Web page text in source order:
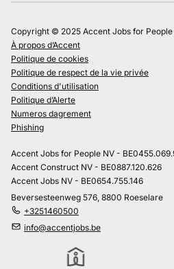
Copyright © 2025 Accent Jobs for People
À propos d’Accent
Politique de cookies
Politique de respect de la vie privée
Conditions d'utilisation
Politique d’Alerte
Numeros dagrement
Phishing
Accent Jobs for People NV -
Accent Construct NV - BE0887.120.626
Accent Jobs NV - BE0654.755.146
Beversesteenweg 576, 8800 Roeselare
+3251460500
info@accentjobs.be